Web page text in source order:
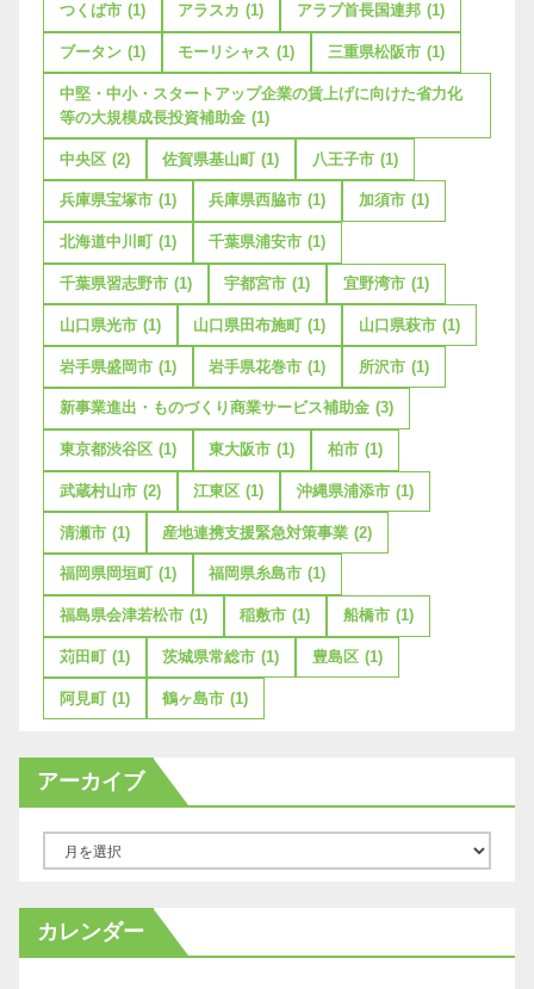
つくば市 (1) アラスカ (1) アラブ首長国連邦 (1)
ブータン (1) モーリシャス (1) 三重県松阪市 (1)
中堅・中小・スタートアップ企業の賃上げに向けた省力化
等の大規模成長投資補助金 (1)
中央区 (2) 佐賀県基山町 (1) 八王子市 (1)
兵庫県宝塚市 (1) 兵庫県西脇市 (1) 加須市 (1)
北海道中川町 (1) 千葉県浦安市 (1)
千葉県習志野市 (1) 宇都宮市 (1) 宜野湾市 (1)
山口県光市 (1) 山口県田布施町 (1) 山口県萩市 (1)
岩手県盛岡市 (1) 岩手県花巻市 (1) 所沢市 (1)
新事業進出・ものづくり商業サービス補助金 (3)
東京都渋谷区 (1) 東大阪市 (1) 柏市 (1)
武蔵村山市 (2) 江東区 (1) 沖縄県浦添市 (1)
清瀬市 (1) 産地連携支援緊急対策事業 (2)
福岡県岡垣町 (1) 福岡県糸島市 (1)
福島県会津若松市 (1) 稲敷市 (1) 船橋市 (1)
苅田町 (1) 茨城県常総市 (1) 豊島区 (1)
阿見町 (1) 鶴ヶ島市 (1)
アーカイブ
カ
イ
カレンダー